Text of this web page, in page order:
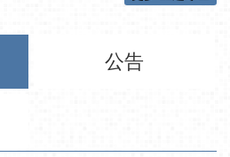
公告